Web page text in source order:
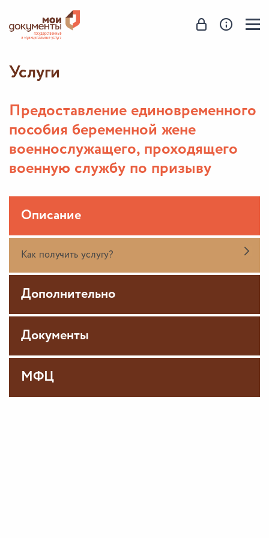
Услуги
Предоставление единовременного
пособия беременной жене
военнослужащего, проходящего
военную службу по призыву
Описание
Как получить услугу?
Дополнительно
Документы
МФЦ